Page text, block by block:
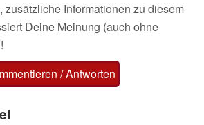
zusätzliche Informationen zu diesem
Deine Meinung (auch ohne
/ Antworten